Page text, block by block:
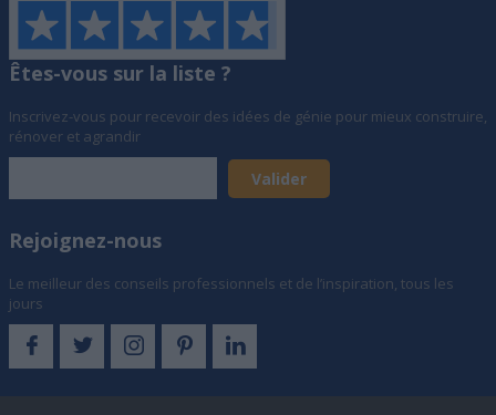
Êtes-vous sur la liste ?
Inscrivez-vous pour recevoir des idées de génie pour mieux construire,
rénover et agrandir
Rejoignez-nous
Le meilleur des conseils professionnels et de l’inspiration, tous les
jours